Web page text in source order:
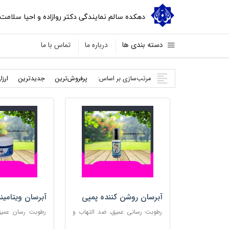
دهکده سالم نمایندگی دکتر روازاده و احیا
دسته بندی ها درباره ما تماس با ما
مرتب‌سازی بر اساس: پرفروش‌ترین جدید‌ترین
آبرسان روشن کننده پمپی
رطوبت رسانی عمیق، ضد التهاب و
آبرسان
رطوبت رسان